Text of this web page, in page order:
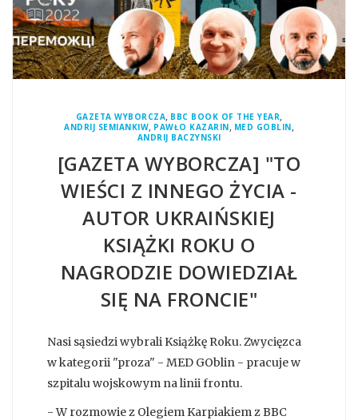
GAZETA WYBORCZA, BBC BOOK OF THE YEAR,
ANDRIJ SEMIANKIW, PAWŁO KAZARIN, MED GOBLIN,
ANDRIJ BACZYNSKI
[GAZETA WYBORCZA] "TO
WIEŚCI Z INNEGO ŻYCIA -
AUTOR UKRAIŃSKIEJ
KSIĄŻKI ROKU O
NAGRODZIE DOWIEDZIAŁ
SIĘ NA FRONCIE"
Nasi sąsiedzi wybrali Książkę Roku. Zwycięzca
w kategorii "proza" - MED GOblin - pracuje w
szpitalu wojskowym na linii frontu.
- W rozmowie z Olegiem Karpiakiem z BBC